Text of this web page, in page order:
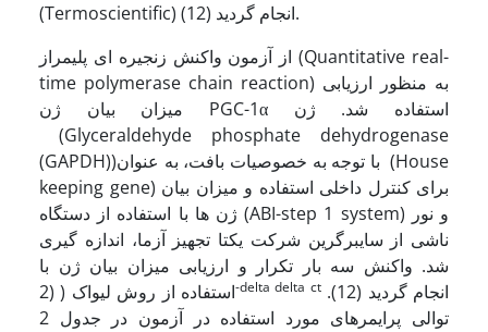
(Termoscientific) انجام گردید (12).
از آزمون واکنش زنجیره ای پلیمراز (Quantitative real-
time polymerase chain reaction) به منظور ارزیابی
میزان بیان ژن PGC-1α استفاده شد. ژن
(Glyceraldehyde phosphate dehydrogenase
(GAPDH))با توجه به خصوصیات بافت، به عنوان (House
keeping gene) برای کنترل داخلی استفاده و میزان بیان
ژن ها با استفاده از دستگاه (ABI-step 1 system) و نور
ناشی از سایبرگرین شرکت یکتا تجهیز آزما، اندازه گیری
شد. واکنش سه بار تکرار و ارزیابی میزان بیان ژن با
استفاده از روش لیواک ( (2-delta delta ctانجام گردید (12).
توالی پرایمرهای مورد استفاده در آزمون در جدول 2